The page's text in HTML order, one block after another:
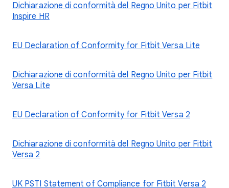
Dichiarazione di conformità del Regno Unito per Fitbit
Inspire HR
EU Declaration of Conformity for Fitbit Versa Lite
Dichiarazione di conformità del Regno Unito per Fitbit
Versa Lite
EU Declaration of Conformity for Fitbit Versa 2
Dichiarazione di conformità del Regno Unito per Fitbit
Versa 2
UK PSTI Statement of Compliance for Fitbit Versa 2